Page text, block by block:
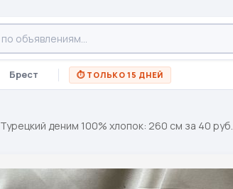
Брест ⏱ ТОЛЬКО 15 ДНЕЙ
Турецкий деним 100% хлопок: 260 см за 40 руб.